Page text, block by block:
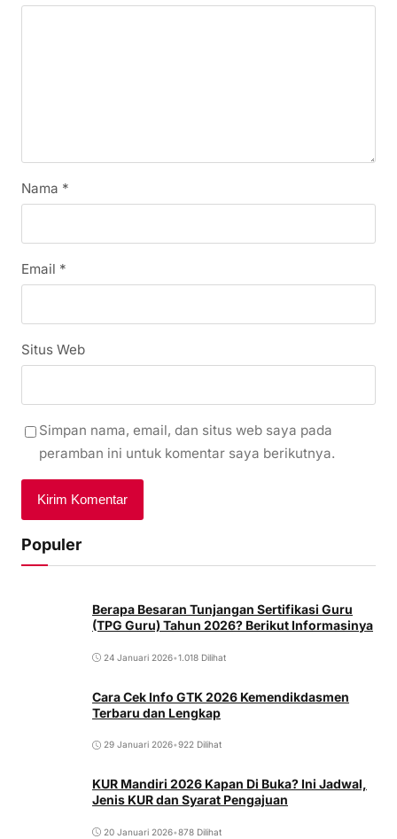
Nama *
Email *
Situs Web
Simpan nama, email, dan situs web saya pada
peramban ini untuk komentar saya berikutnya.
Populer
Berapa Besaran Tunjangan Sertifikasi Guru
(TPG Guru) Tahun 2026? Berikut Informasinya
24 Januari 2026•1.018 Dilihat
Cara Cek Info GTK 2026 Kemendikdasmen
Terbaru dan Lengkap
29 Januari 2026•922 Dilihat
KUR Mandiri 2026 Kapan Di Buka? Ini Jadwal,
Jenis KUR dan Syarat Pengajuan
20 Januari 2026•878 Dilihat